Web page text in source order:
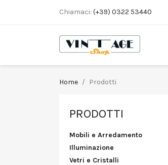
Chiamaci: (+39) 0322 53440
Home Prodotti
PRODOTTI
Mobili e Arredamento
Illuminazione
Vetri e Cristalli